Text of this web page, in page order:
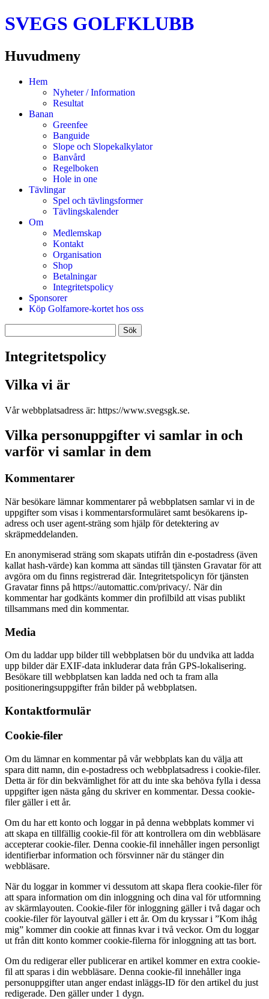
SVEGS GOLFKLUBB
Huvudmeny
HoppaHem
Nyheter / Information
Resultat
Banan
Greenfee
Banguide
Slope och Slopekalkylator
Banvård
Regelboken
Hole in one
Tävlingar
Spel och tävlingsformer
Tävlingskalender
Om
Medlemskap
Kontakt
Organisation
Shop
Betalningar
Integritetspolicy
Sponsorer
Köp Golfamore-kortet hos oss
efter:
Integritetspolicy
Vilka vi är
Vår webbplatsadress är: https://www.svegsgk.se.
Vilka personuppgifter vi samlar in och
varför vi samlar in dem
Kommentarer
När besökare lämnar kommentarer på webbplatsen samlar vi in de
uppgifter som visas i kommentarsformuläret samt besökarens ip-
adress och user agent-sträng som hjälp för detektering av
skräpmeddelanden.
En anonymiserad sträng som skapats utifrån din e-postadress (även
kallat hash-värde) kan komma att sändas till tjänsten Gravatar för att
avgöra om du finns registrerad där. Integritetspolicyn för tjänsten
Gravatar finns på https://automattic.com/privacy/. När din
kommentar har godkänts kommer din profilbild att visas publikt
tillsammans med din kommentar.
Media
Om du laddar upp bilder till webbplatsen bör du undvika att ladda
upp bilder där EXIF-data inkluderar data från GPS-lokalisering.
Besökare till webbplatsen kan ladda ned och ta fram alla
positioneringsuppgifter från bilder på webbplatsen.
Kontaktformulär
Cookie-filer
Om du lämnar en kommentar på vår webbplats kan du välja att
spara ditt namn, din e-postadress och webbplatsadress i cookie-filer.
Detta är för din bekvämlighet för att du inte ska behöva fylla i dessa
uppgifter igen nästa gång du skriver en kommentar. Dessa cookie-
filer gäller i ett år.
Om du har ett konto och loggar in på denna webbplats kommer vi
att skapa en tillfällig cookie-fil för att kontrollera om din webbläsare
accepterar cookie-filer. Denna cookie-fil innehåller ingen personligt
identifierbar information och försvinner när du stänger din
webbläsare.
När du loggar in kommer vi dessutom att skapa flera cookie-filer för
att spara information om din inloggning och dina val för utformning
av skärmlayouten. Cookie-filer för inloggning gäller i två dagar och
cookie-filer för layoutval gäller i ett år. Om du kryssar i ”Kom ihåg
mig” kommer din cookie att finnas kvar i två veckor. Om du loggar
ut från ditt konto kommer cookie-filerna för inloggning att tas bort.
Om du redigerar eller publicerar en artikel kommer en extra cookie-
fil att sparas i din webbläsare. Denna cookie-fil innehåller inga
personuppgifter utan anger endast inläggs-ID för den artikel du just
redigerade. Den gäller under 1 dygn.